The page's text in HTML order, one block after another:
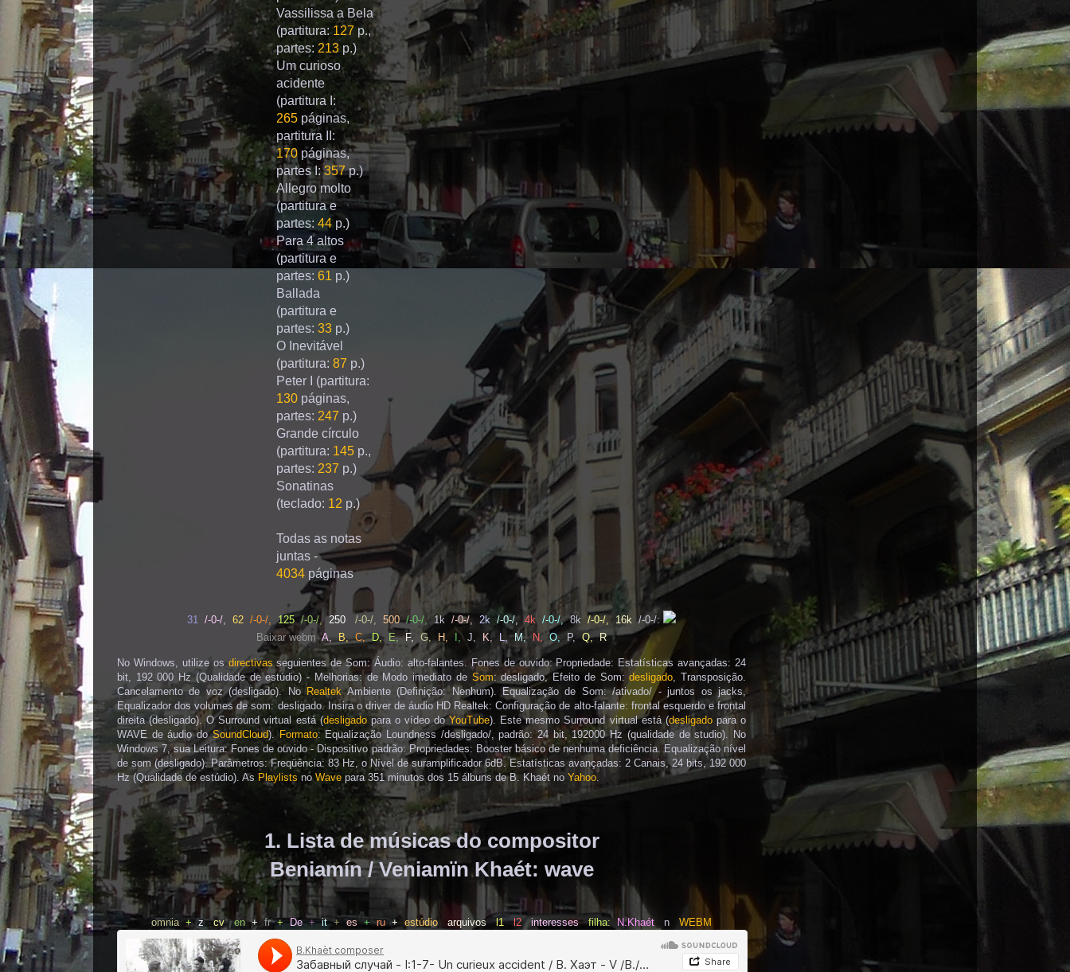
Vassilissa a Bela
(partitura:127 p.,
partes: 213 p.)
Um curioso
acidente
(partitura I:
265 páginas,
partitura II:
170 páginas,
partes I:357p.)
Allegro molto
(partitura e
partes: 44 р.)
Para 4 altos
(partitura e
partes: 61 p.)
Ballada
(partitura e
partes: 33 p.)
O Inevitável
(partitura: 87 p.)
Peter I (partitura:
130 páginas,
partes: 247 p.)
Grande círculo
(partitura: 145 p.,
partes: 237 p.)
Sonatinas
(teclado: 12 p.)
Todas as notas
juntas -
4034 páginas
31 /-0-/, 62 /-0-/, 125 /-0-/, 250 /-0-/, 500 /-0-/, 1k /-0-/, 2k /-0-/, 4k /-0-/, 8k /-0-/, 16k /-0-/:
Baixar webmA, B,C, D, E, F, G, H, , J, K, L, M, N, O, P, Q, R
No Windows, utilize os directivasseguientes de Som: Áudio: alto-falantes. Fones de ouvido: Propriedade: Estatísticas avançadas: 24
bit, 192 000 Hz (Qualidade de estúdio) - Melhorias: de Modo imediato de Som: desligado, Efeito de Som:desligado, Transposição.
Cancelamento de voz (desligado). No RealtekAmbiente (Definição: Nenhum). Equalização de Som: /ativado/ - juntos os jacks,
Equalizador dos volumes de som: desligado. Insira o driver de áudio HD Realtek: Configuração de alto-falante: frontal esquerdo e frontal
direita (desligado). O Surround virtual está (desligadopara o vídeo doYouTube). Este mesmo Surround virtual está (desligadopara o
WAVE de áudio doSoundCloud).Formato: Equalização Loundness /desligado/, padrão: 24 bit, 192000 Hz (qualidade de studio). No
Windows 7, sua Leitura: Fones de ouvido - Dispositivo padrão: Propriedades: Booster básico de nenhuma deficiência. Equalização nível
de som (desligado). Parâmetros: Freqüência: 83 Hz, o Nível de suramplificador 6dB. Estatísticas avançadas: 2 Canais, 24 bits, 192 000
Hz (Qualidade de estúdio). As Playlists no Wave para 351 minutos dos 15 álbuns de B. Khaét no Yahoo.
1. Lista de músicas do compositor
Beniamín / Veniamïn Khaét: wave
omnia + z cv en + fr + De + it + es + ru + estúdio arquivos l1 l2 interesses filha: N.Khaét n WEBM